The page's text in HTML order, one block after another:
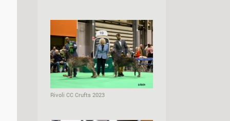
Rivoli CC Crufts 2023